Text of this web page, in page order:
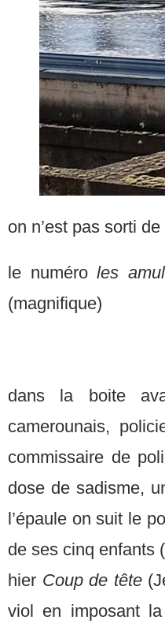
on n’est pas sorti de
le numéroles
(magnifique)
dans la boite
camerounais,
commissaire de
dose de sadisme,
l’épaule on suit le
de ses cinq enfants
hier Coup de tête
viol en imposant